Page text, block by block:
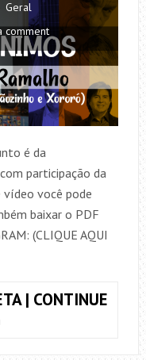
Geral
comment
é da
participação da
vídeo você pode
baixar o PDF
(CLIQUE AQUI
| CONTINUE
COMO